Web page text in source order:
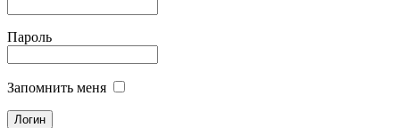
Пароль
Запомнить меня